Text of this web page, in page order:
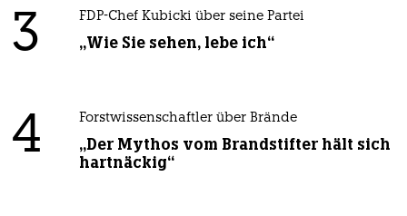
3 FDP-Chef Kubicki über seine Partei
„Wie Sie sehen, lebe ich“
4 Forstwissenschaftler über Brände
„Der Mythos vom Brandstifter hält sich
hartnäckig“